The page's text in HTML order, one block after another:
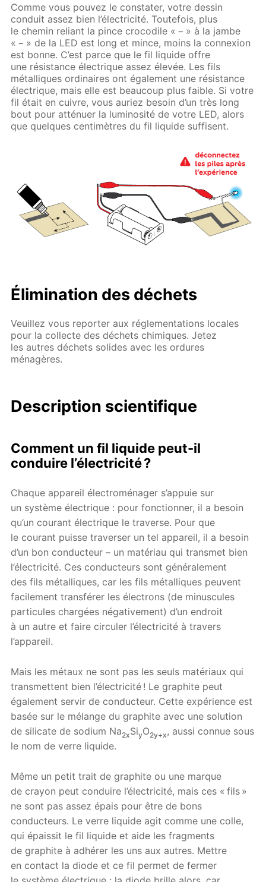
Comme vous pouvez le constater, votre dessin
conduit assez bien l’électricité. Toutefois, plus
le chemin reliant la pince crocodile « − » à la jambe
« − » de la LED est long et mince, moins la connexion
est bonne. C’est parce que le fil liquide offre
une résistance électrique assez élevée. Les fils
métalliques ordinaires ont également une résistance
électrique, mais elle est beaucoup plus faible. Si votre
fil était en cuivre, vous auriez besoin d’un très long
bout pour atténuer la luminosité de votre LED, alors
que quelques centimètres du fil liquide suffisent.
Élimination des déchets
Veuillez vous reporter aux réglementations locales
pour la collecte des déchets chimiques. Jetez
les autres déchets solides avec les ordures
ménagères.
Description scientifique
Comment un fil liquide peut-il
conduire l’électricité ?
Chaque appareil électroménager s’appuie sur
un système électrique : pour fonctionner, il a besoin
qu’un courant électrique le traverse. Pour que
le courant puisse traverser un tel appareil, il a besoin
d’un bon conducteur – un matériau qui transmet bien
l’électricité. Ces conducteurs sont généralement
des fils métalliques, car les fils métalliques peuvent
facilement transférer les électrons (de minuscules
particules chargées négativement) d’un endroit
à un autre et faire circuler l’électricité à travers
l’appareil.
Mais les métaux ne sont pas les seuls matériaux qui
transmettent bien l’électricité ! Le graphite peut
également servir de conducteur. Cette expérience est
basée sur le mélange du graphite avec une solution
de silicate de sodium Na2xSiyO2y+x, aussi connue sous
le nom de verre liquide.
Même un petit trait de graphite ou une marque
de crayon peut conduire l’électricité, mais ces « fils »
ne sont pas assez épais pour être de bons
conducteurs. Le verre liquide agit comme une colle,
qui épaissit le fil liquide et aide les fragments
de graphite à adhérer les uns aux autres. Mettre
en contact la diode et ce fil permet de fermer